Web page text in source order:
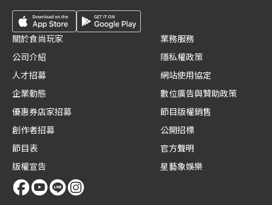
關於食尚玩家
公司介紹
人才招募
企業動態
優惠券店家招募
創作者招募
節目表
版權宣告
業務服務
隱私權政策
網站使用協定
數位廣告與贊助政策
節目版權銷售
公開招標
官方聲明
星藝象娛樂